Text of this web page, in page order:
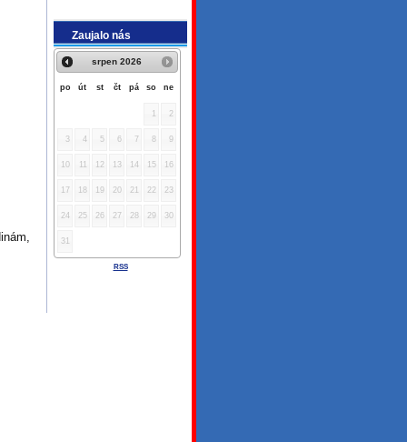
Zaujalo nás
srpen 2026
po út st čt pá so ne
1 2
3 4 5 6 7 8 9
10 11 12 13 14 15 16
17 18 19 20 21 22 23
24 25 26 27 28 29 30
31
RSS